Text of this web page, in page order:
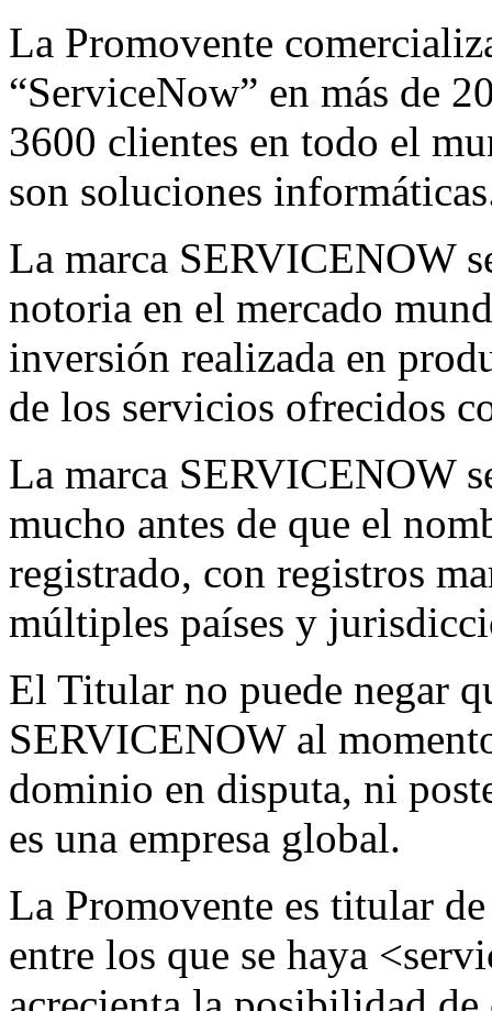
La Promovente
“ServiceNow” en más de
3600 clientes en todo el
son soluciones
La marca SERVICENOW
notoria en el mercado
inversión realizada en
de los servicios ofrecidos
La marca SERVICENOW
mucho antes de que el
registrado, con registros
múltiples países y
El Titular no puede negar
SERVICENOW al
dominio en disputa, ni
es una empresa global.
La Promovente es titular
entre los que se haya